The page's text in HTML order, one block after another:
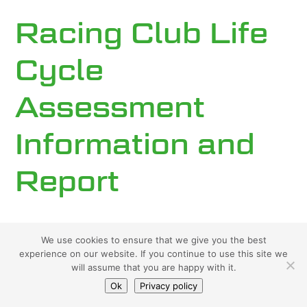
Racing Club Life
Cycle
Assessment
Information and
Report
We use cookies to ensure that we give you the best
experience on our website. If you continue to use this site we
will assume that you are happy with it.
Ok
Privacy policy